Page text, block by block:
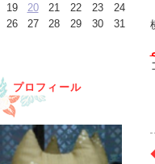
19 20 21 22 23
24
26 27 28 29 30 31
プロフィール